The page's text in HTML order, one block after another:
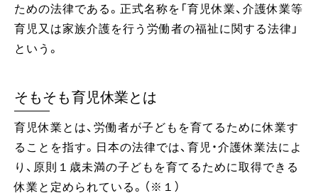
ための法律である。正式名称を「育児休業、介護休業等
育児又は家族介護を行う労働者の福祉に関する法律」
という。
そもそも育児休業とは
育児休業とは、労働者が子どもを育てるために休業す
ることを指す。日本の法律では、育児・介護休業法によ
り、原則１歳未満の子どもを育てるために取得できる
休業と定められている。（※１）